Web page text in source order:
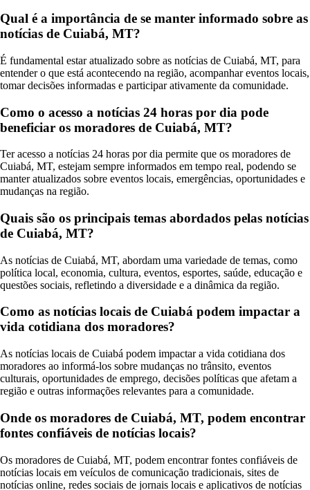
Qual é a importância de se manter informado sobre as
notícias de Cuiabá, MT?
É fundamental estar atualizado sobre as notícias de Cuiabá, MT, para
entender o que está acontecendo na região, acompanhar eventos locais,
tomar decisões informadas e participar ativamente da comunidade.
Como o acesso a notícias 24 horas por dia pode
beneficiar os moradores de Cuiabá, MT?
Ter acesso a notícias 24 horas por dia permite que os moradores de
Cuiabá, MT, estejam sempre informados em tempo real, podendo se
manter atualizados sobre eventos locais, emergências, oportunidades e
mudanças na região.
Quais são os principais temas abordados pelas notícias
de Cuiabá, MT?
As notícias de Cuiabá, MT, abordam uma variedade de temas, como
política local, economia, cultura, eventos, esportes, saúde, educação e
questões sociais, refletindo a diversidade e a dinâmica da região.
Como as notícias locais de Cuiabá podem impactar a
vida cotidiana dos moradores?
As notícias locais de Cuiabá podem impactar a vida cotidiana dos
moradores ao informá-los sobre mudanças no trânsito, eventos
culturais, oportunidades de emprego, decisões políticas que afetam a
região e outras informações relevantes para a comunidade.
Onde os moradores de Cuiabá, MT, podem encontrar
fontes confiáveis de notícias locais?
Os moradores de Cuiabá, MT, podem encontrar fontes confiáveis de
notícias locais em veículos de comunicação tradicionais, sites de
notícias online, redes sociais de jornais locais e aplicativos de notícias